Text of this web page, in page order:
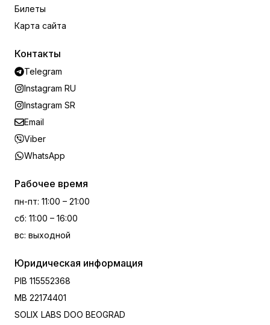
Билеты
Карта сайта
Контакты
Telegram
Instagram RU
Instagram SR
Email
Viber
WhatsApp
Рабочее время
пн-пт: 11:00 – 21:00
сб: 11:00 – 16:00
вс: выходной
Юридическая информация
PIB 115552368
MB 22174401
SOLIX LABS DOO BEOGRAD